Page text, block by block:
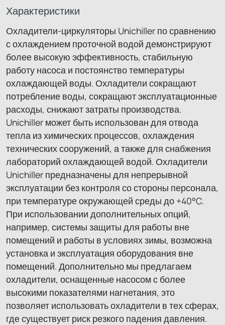
Характеристики
Охладители-циркуляторы Unichiller по сравнению
с охлаждением проточной водой демонстрируют
более высокую эффективность, стабильную
работу насоса и постоянство температуры
охлаждающей воды. Охладители сокращают
потребление воды, сокращают эксплуатационные
расходы, снижают затраты производства.
Unichiller может быть использован для отвода
тепла из химических процессов, охлаждения
технических сооружений, а также для снабжения
лабораторий охлаждающей водой. Охладители
Unichiller предназначены для непрерывной
эксплуатации без контроля со стороны персонала,
при температуре окружающей среды до +40°C.
При использовании дополнительных опций,
например, системы защиты для работы вне
помещений и работы в условиях зимы, возможна
установка и эксплуатация оборудования вне
помещений. Дополнительно мы предлагаем
охладители, оснащенные насосом с более
высокими показателями нагнетания, это
позволяет использовать охладители в тех сферах,
где существует риск резкого падения давления.